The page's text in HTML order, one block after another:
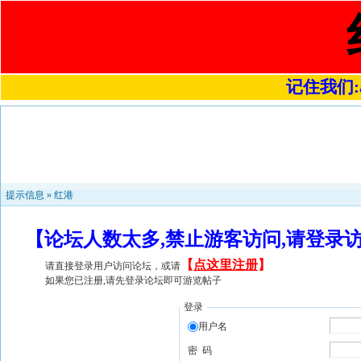
记住我们
提示信息 » 红港
【论坛人数太多,禁止游客访问,请登
请直接登录用户访问论坛，或请 【 点这里注册】
如果您已注册,请先登录论坛即可游览帖子
登录
用户名
密 码